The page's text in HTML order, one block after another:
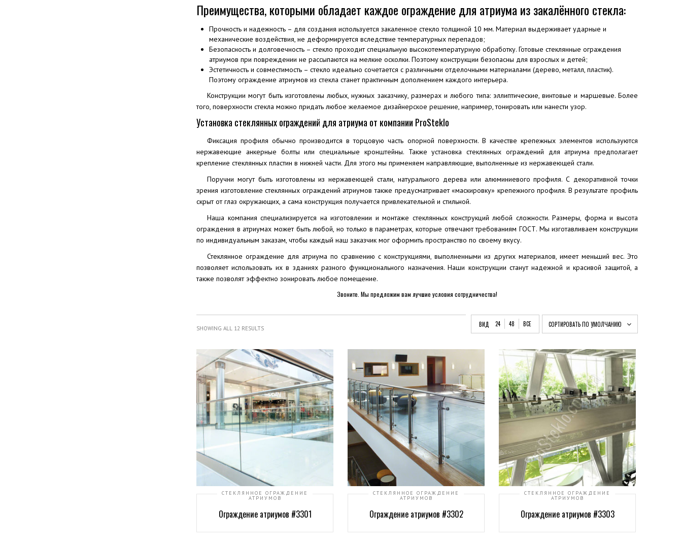
Преимущества, которыми обладает каждое ограждение для атриума из закалённого стекла:
Прочность и надежность – для создания используется закаленное стекло толщиной 10 мм. Материал выдерживает ударные и
механические воздействия, не деформируется вследствие температурных перепадов;
Безопасность и долговечность – стекло проходит специальную высокотемпературную обработку. Готовые стеклянные ограждения
атриумов при повреждении не рассыпаются на мелкие осколки. Поэтому конструкции безопасны для взрослых и детей;
Эстетичность и совместимость – стекло идеально сочетается с различными отделочными материалами (дерево, металл, пластик).
Поэтому ограждение атриумов из стекла станет практичным дополнением каждого интерьера.
Конструкции могут быть изготовлены любых, нужных заказчику, размерах и любого типа: эллиптические, винтовые и маршевые. Более
того, поверхности стекла можно придать любое желаемое дизайнерское решение, например, тонировать или нанести узор.
Установка стеклянных ограждений для атриума от компании ProSteklo
Фиксация профиля обычно производится в торцовую часть опорной поверхности. В качестве крепежных элементов используются
нержавеющие анкерные болты или специальные кронштейны. Также установка стеклянных ограждений для атриума предполагает
крепление стеклянных пластин в нижней части. Для этого мы применяем направляющие, выполненные из нержавеющей стали.
Поручни могут быть изготовлены из нержавеющей стали, натурального дерева или алюминиевого профиля. С декоративной точки
зрения изготовление стеклянных ограждений атриумов также предусматривает «маскировку» крепежного профиля. В результате профиль
скрыт от глаз окружающих, а сама конструкция получается привлекательной и стильной.
Наша компания специализируется на изготовлении и монтаже стеклянных конструкций любой сложности. Размеры, форма и высота
ограждения в атриумах может быть любой, но только в параметрах, которые отвечают требованиям ГОСТ. Мы изготавливаем конструкции
по индивидуальным заказам, чтобы каждый наш заказчик мог оформить пространство по своему вкусу.
Стеклянное ограждение для атриума по сравнению с конструкциями, выполненными из других материалов, имеет меньший вес. Это
позволяет использовать их в зданиях разного функционального назначения. Наши конструкции станут надежной и красивой защитой, а
также позволят эффектно зонировать любое помещение.
Звоните. Мы предложим вам лучшие условия сотрудничества!
SHOWING ALL 12 RESULTS ВИД 24 48 ВСЕ СОРТИРОВАТЬ ПО УМОЛЧАНИЮ
СТЕКЛЯННОЕ ОГРАЖДЕНИЕ
АТРИУМОВ
Ограждение атриумов #3301
СТЕКЛЯННОЕ ОГРАЖДЕНИЕ
АТРИУМОВ
Ограждение атриумов #3302
СТЕКЛЯННОЕ ОГРАЖДЕНИЕ
АТРИУМОВ
Ограждение атриумов #3303